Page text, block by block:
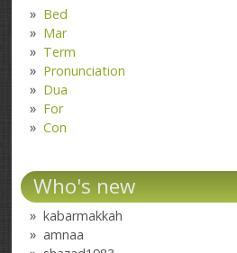
Bed
Mar
Term
Pronunciation
Dua
For
Con
Who's new
kabarmakkah
amnaa